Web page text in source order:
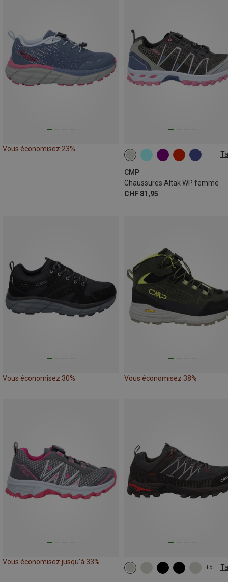
Vous économisez 23%
CMP
Chaussures Altak WP femme
CHF 81,95
Vous économisez 30% Vous économisez 38%
Vous économisez jusqu'à 33%
+5